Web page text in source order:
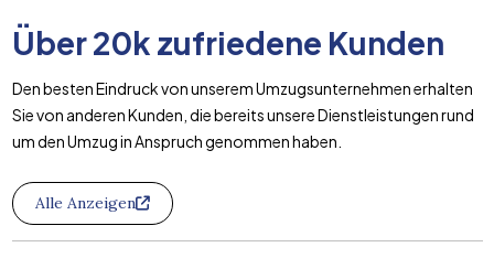
Über20k zufriedene Kunden
Den besten Eindruck von unserem Umzugsunternehmen erhalten
Sie von anderen Kunden, die bereits unsere Dienstleistungen rund
um den Umzug in Anspruch genommen haben.
Alle Anzeigen